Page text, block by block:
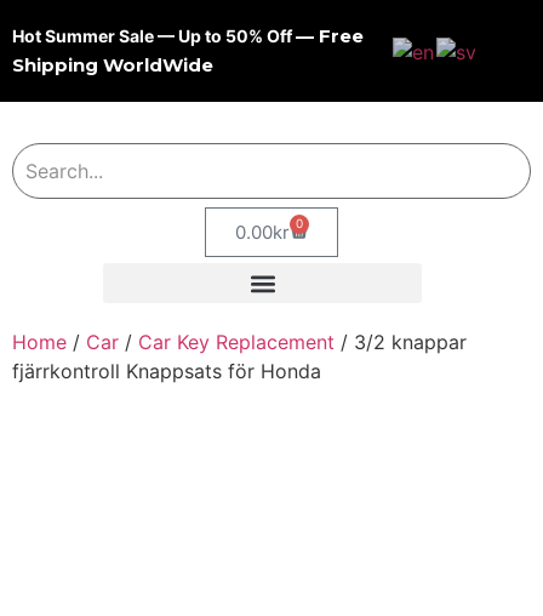
Hot Summer Sale — Up to 50% Off— Free
Shipping WorldWide
0.00kr 0
Home / Car / Car Key Replacement / 3/2 knappar
fjärrkontroll Knappsats för Honda